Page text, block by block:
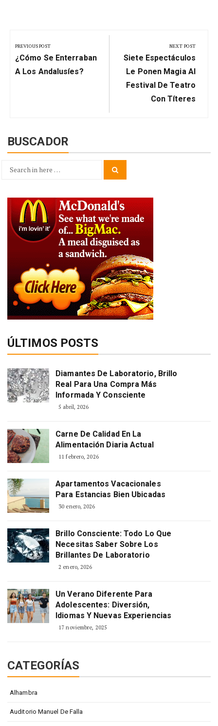
de
entradas
PREVIOUS POST
Previous
Post:
¿Cómo Se Enterraban
A Los Andalusíes?
NEXT POST
Next
Post:
Siete Espectáculos
Le Ponen Magia Al
Festival De Teatro
Con Títeres
BUSCADOR
Search
ÚLTIMOS POSTS
Diamantes De Laboratorio, Brillo
Real Para Una Compra Más
Informada Y Consciente
5 abril, 2026
Carne De Calidad En La
Alimentación Diaria Actual
11 febrero, 2026
Apartamentos Vacacionales
Para Estancias Bien Ubicadas
30 enero, 2026
Brillo Consciente: Todo Lo Que
Necesitas Saber Sobre Los
Brillantes De Laboratorio
2 enero, 2026
Un Verano Diferente Para
Adolescentes: Diversión,
Idiomas Y Nuevas Experiencias
17 noviembre, 2025
CATEGORÍAS
Alhambra
Auditorio Manuel De Falla